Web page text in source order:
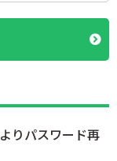
りパスワード再